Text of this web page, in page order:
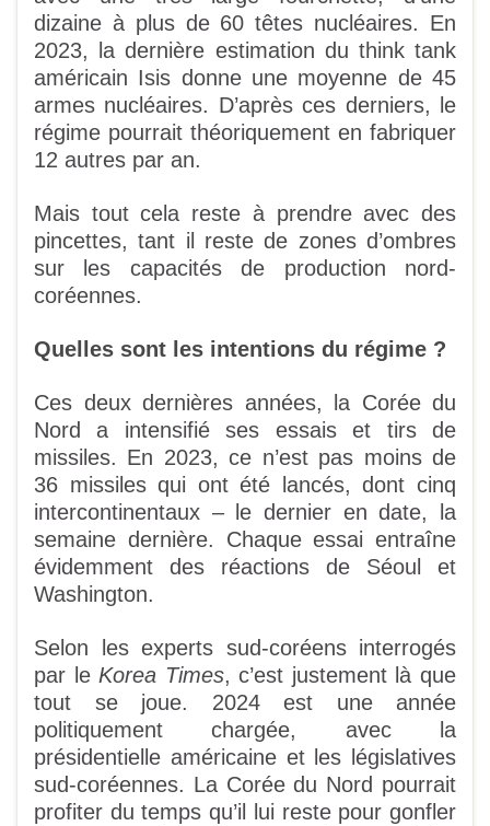
dizaine à plus de 60 têtes nucléaires. En
2023, la dernière estimation du think tank
américain Isis donne une moyenne de 45
armes nucléaires. D’après ces derniers, le
régime pourrait théoriquement en fabriquer
12 autres par an.
Mais tout cela reste à prendre avec des
pincettes, tant il reste de zones d’ombres
sur les capacités de production nord-
coréennes.
Quelles sont les intentions du régime ?
Ces deux dernières années, la Corée du
Nord a intensifié ses essais et tirs de
missiles. En 2023, ce n’est pas moins de
36 missiles qui ont été lancés, dont cinq
intercontinentaux – le dernier en date, la
semaine dernière. Chaque essai entraîne
évidemment des réactions de Séoul et
Washington.
Selon les experts sud-coréens interrogés
par le Korea Times, c’est justement là que
tout se joue. 2024 est une année
politiquement chargée, avec la
présidentielle américaine et les législatives
sud-coréennes. La Corée du Nord pourrait
profiter du temps qu’il lui reste pour gonfler